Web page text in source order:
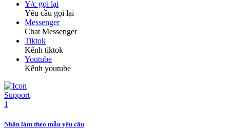
Y/c gọi lại
Yêu cầu gọi lại
Messenger
Chat Messenger
Tiktok
Kênh tiktok
Youtube
Kênh youtube
Nhận làm theo mẫu yêu cầu